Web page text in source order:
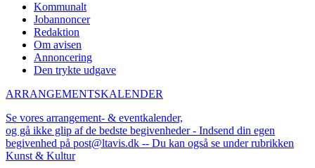
Kommunalt
Jobannoncer
Redaktion
Om avisen
Annoncering
Den trykte udgave
ARRANGEMENTSKALENDER
Se vores arrangement- & eventkalender,
og gå ikke glip af de bedste begivenheder - Indsend din egen
begivenhed på post@ltavis.dk -- Du kan også se under rubrikken
Kunst & Kultur